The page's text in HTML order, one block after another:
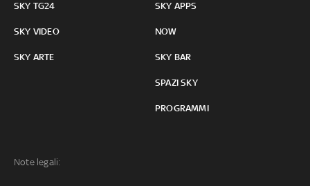
SKY TG24
SKY VIDEO
SKY ARTE
SKY APPS
NOW
SKY BAR
SPAZI SKY
PROGRAMMI
Note legali: